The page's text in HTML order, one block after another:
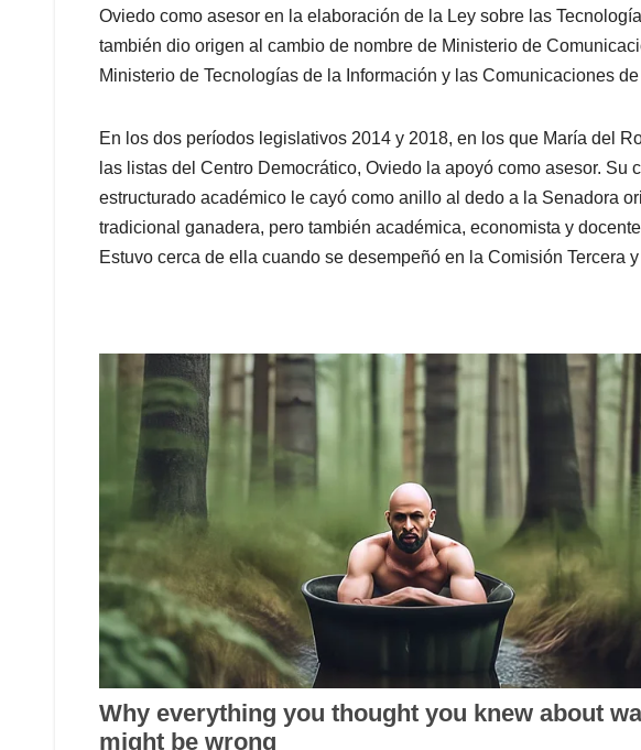
Oviedo como asesor en la elaboración de la Ley sobre las
también dio origen al cambio de nombre de Ministerio de
Ministerio de Tecnologías de la Información y las Comunicaciones
En los dos períodos legislativos 2014 y 2018, en los que María del
las listas del Centro Democrático, Oviedo la apoyó como asesor. Su
estructurado académico le cayó como anillo al dedo a la Senadora
tradicional ganadera, pero también académica, economista y
Estuvo cerca de ella cuando se desempeñó en la Comisión Tercera